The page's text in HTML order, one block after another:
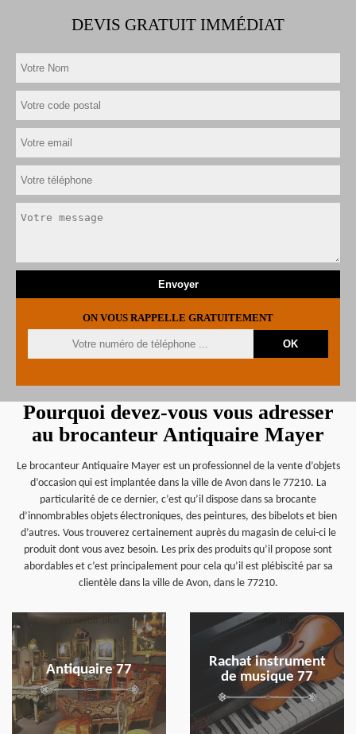
DEVIS GRATUIT IMMÉDIAT
ON VOUS RAPPELLE GRATUITEMENT
Pourquoi devez-vous vous adresser
au brocanteur Antiquaire Mayer
Le brocanteur Antiquaire Mayer est un professionnel de la vente d’objets
d’occasion qui est implantée dans la ville de Avon dans le 77210. La
particularité de ce dernier, c’est qu’il dispose dans sa brocante
d’innombrables objets électroniques, des peintures, des bibelots et bien
d’autres. Vous trouverez certainement auprès du magasin de celui-ci le
produit dont vous avez besoin. Les prix des produits qu’il propose sont
abordables et c’est principalement pour cela qu’il est plébiscité par sa
clientèle dans la ville de Avon, dans le 77210.
Antiquaire 77
en savoir plus
Rachat instrument
de musique 77
en savoir plus